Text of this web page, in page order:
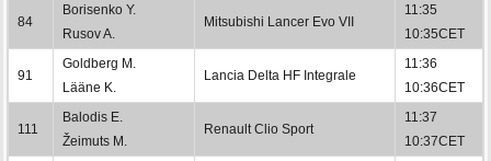
84
Borisenko Y.
Rusov A.
Mitsubishi Lancer Evo VII
11:35
10:35CET
91
Goldberg M.
Lääne K.
Lancia Delta HF Integrale
11:36
10:36CET
111
Balodis E.
Žeimuts M.
Renault Clio Sport
11:37
10:37CET